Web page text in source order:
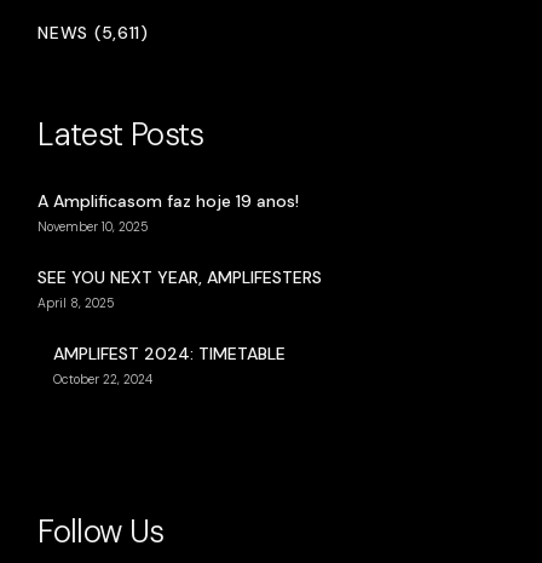
NEWS (5,611)
Latest Posts
A Amplificasom faz hoje 19 anos!
November 10, 2025
SEE YOU NEXT YEAR, AMPLIFESTERS
April 8, 2025
AMPLIFEST 2024: TIMETABLE
October 22, 2024
Follow Us